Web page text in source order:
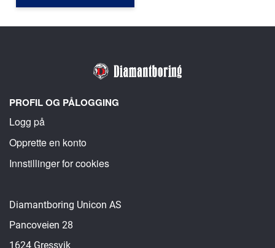
PROFIL OG PÅLOGGING
Logg på
Opprette en konto
Innstillinger for cookies
Diamantboring Unicon AS
Pancoveien 28
1624 Gressvik